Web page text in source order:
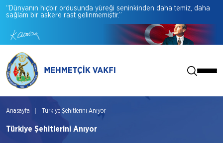
“Dünyanın hiçbir ordusunda yüreği seninkinden daha temiz, daha
sağlam bir askere rast gelinmemiştir.”
Anasayfa Türkiye Şehitlerini Anıyor
Türkiye Şehitlerini Anıyor